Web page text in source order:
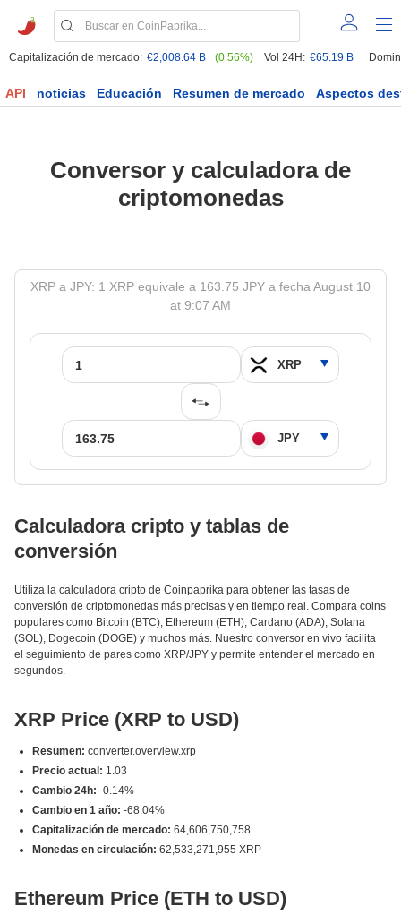
Capitalización de mercado: €2,008.64 B (0.56%) Vol 24H: €65.19 B
API noticias Educación Resumen de mercado Aspectos
Conversor y calculadora de
criptomonedas
XRP a JPY: 1 XRP equivale a 163.75 JPY a fecha August 10
at 9:07 AM
Calculadora cripto y tablas de
conversión
Utiliza la calculadora cripto de Coinpaprika para obtener las tasas de
conversión de criptomonedas más precisas y en tiempo real. Compara coins
populares como Bitcoin (BTC), Ethereum (ETH), Cardano (ADA), Solana
(SOL), Dogecoin (DOGE) y muchos más. Nuestro conversor en vivo facilita
el seguimiento de pares como XRP/JPY y permite entender el mercado en
segundos.
XRP Price (XRP to USD)
Resumen: converter.overview.xrp
Precio actual: 1.03
Cambio 24h: -0.14%
Cambio en 1 año: -68.04%
Capitalización de mercado: 64,606,750,758
Monedas en circulación: 62,533,271,955 XRP
Ethereum Price (ETH to USD)